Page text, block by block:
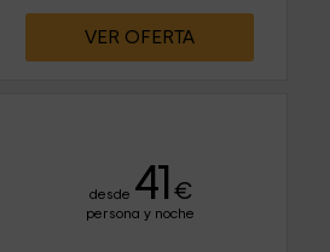
VER OFERTA
desde 41 €
persona y noche